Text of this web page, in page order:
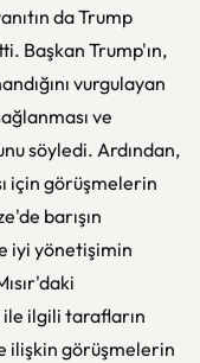
da Trump
Başkan Trump'ın,
vurgulayan
ve
söyledi. Ardından,
için görüşmelerin
barışın
iyi yönetişimin
ilgili tarafların
ilişkin görüşmelerin